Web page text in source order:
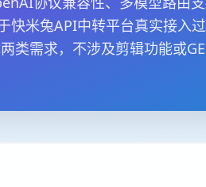
快米兔API中转平台真实接入
类需求，不涉及剪辑功能或